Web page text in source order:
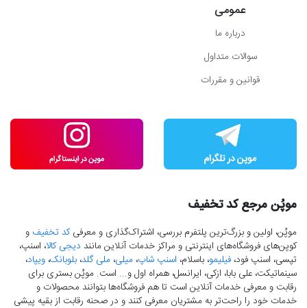
عمومی
درباره ما
سوالات متداول
قوانین و مقررات
موپُن مرجع کد تخفیف
موپُن، اولین و بزرگ‌ترین پلتفرم بررسی، اشتراک‌گذاری و معرفیکد تخفیف و
کوپن‌های فروشگاه‌های اینترنتی و مراکز خدمات آنلاین مانند دیجی کالا، اسنپ،
تپسی، اسنپ فود، فیلیمو، باسلام، اسنپ شاپ، میلی، ملی گلد، بلوبانک، ویپاد،
سینماتیکت، علی بابا، ازکی، ایرانسل، همراه اول و... است. موپُن بستری برای
رقابت و معرفی خدمات آنلاین است تا هم فروشگاه‌ها بتوانند محصولات و
خدمات خود را راحت‌تر به مشتریان معرفی کنند و در صحنه رقابت از بقیه پیشی